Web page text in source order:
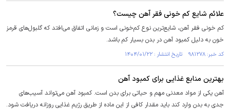
علائم شایع کم خونی فقر آهن چیست؟
کم خونی فقر آهن، شایع‌ترین نوع کم‌خونی است و زمانی اتفاق می‌افتد که گلبول‌های قرمز
خون به دلیل کمبود آهن در بدن بسیار کم باشد.
کد خبر: ۹۸۱۲۷۸ تاریخ انتشار : ۱۴۰۴/۰۱/۲۲
بهترین منابع غذایی برای کمبود آهن
آهن یکی از مواد معدنی مهم و حیاتی برای بدن است. کمبود آهن می‌تواند آسیب‌های
جدی به بدن وارد کند باید مقدار کافی از این ماده از طریق رژیم غذایی روزانه دریافت شود.